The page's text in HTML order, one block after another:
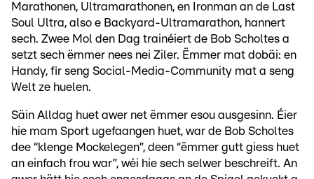
Marathonen, Ultramarathonen, en Ironman an de Last
Soul Ultra, also e Backyard-Ultramarathon, hannert
sech. Zwee Mol den Dag trainéiert de Bob Scholtes a
setzt sech ëmmer nees nei Ziler. Ëmmer mat dobäi: en
Handy, fir seng Social-Media-Community mat a seng
Welt ze huelen.
Säin Alldag huet awer net ëmmer esou ausgesinn. Éier
hie mam Sport ugefaangen huet, war de Bob Scholtes
dee “klenge Mockelegen”, deen “ëmmer gutt giess huet
an einfach frou war”, wéi hie sech selwer beschreift. An